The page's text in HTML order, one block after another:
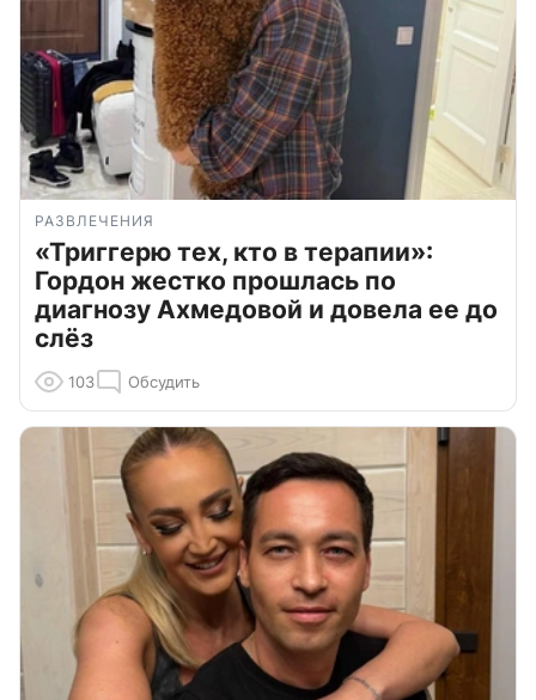
РАЗВЛЕЧЕНИЯ
«Триггерю тех, кто в терапии»:
Гордон жестко прошлась по
диагнозу Ахмедовой и довела ее до
слёз
103 Обсудить